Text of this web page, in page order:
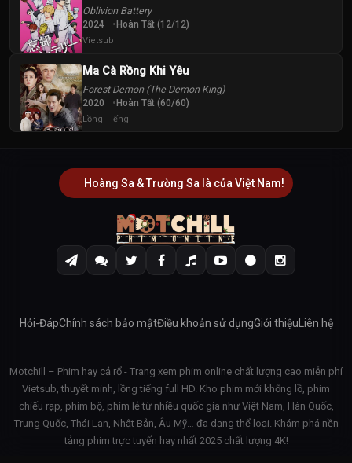
Oblivion Battery
2024 Hoàn Tất (12/12)
Vietsub
Ma Cà Rồng Khi Yêu
Forest Demon (The Demon King)
2020 Hoàn Tất (60/60)
Lồng Tiếng
Hoàng Sa & Trường Sa là của Việt Nam!
Hỏi-ĐápChính sách bảo mậtĐiều khoản sử dụngGiới thiệu Liên hệ
Motchill – Phim hay cả rổ - Trang xem phim online chất lượng cao miễn phí
Vietsub, thuyết minh, lồng tiếng full HD. Kho phim mới khổng lồ, phim
chiếu rạp, phim bộ, phim lẻ từ nhiều quốc gia như Việt Nam, Hàn Quốc,
Trung Quốc, Thái Lan, Nhật Bản, Âu Mỹ… đa dạng thể loại. Khám phá nền
tảng phim trực tuyến hay nhất 2025 chất lượng 4K!